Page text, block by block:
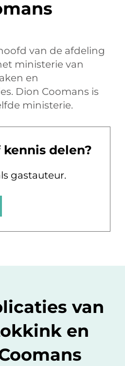
van de afdeling
ministerie van
en
Dion Coomans is
ministerie.
delen?
gastauteur.
van
en